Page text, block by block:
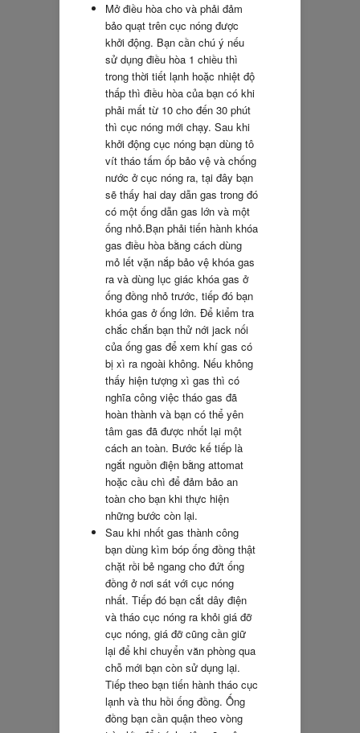
Mở điều hòa cho và phải đảm
bảo quạt trên cục nóng được
khởi động. Bạn cần chú ý nếu
sử dụng điều hòa 1 chiều thì
trong thời tiết lạnh hoặc nhiệt độ
thấp thì điều hòa của bạn có khi
phải mất từ 10 cho đến 30 phút
thì cục nóng mới chạy. Sau khi
khởi động cục nóng bạn dùng tô
vít tháo tấm ốp bảo vệ và chống
nước ở cục nóng ra, tại đây bạn
sẽ thấy hai day dẫn gas trong đó
có một ống dẫn gas lớn và một
ống nhỏ.Bạn phải tiến hành khóa
gas điều hòa bằng cách dùng
mỏ lết vặn nắp bảo vệ khóa gas
ra và dùng lục giác khóa gas ở
ống đồng nhỏ trước, tiếp đó bạn
khóa gas ở ống lớn. Để kiểm tra
chắc chắn bạn thử nới jack nối
của ống gas để xem khí gas có
bị xì ra ngoài không. Nếu không
thấy hiện tượng xì gas thì có
nghĩa công việc tháo gas đã
hoàn thành và bạn có thể yên
tâm gas đã được nhốt lại một
cách an toàn. Bước kế tiếp là
ngắt nguồn điện bằng attomat
hoặc cầu chì để đảm bảo an
toàn cho bạn khi thực hiện
những bước còn lại.
Sau khi nhốt gas thành công
bạn dùng kìm bóp ống đồng thật
chặt rồi bẻ ngang cho đứt ống
đồng ở nơi sát với cục nóng
nhất. Tiếp đó bạn cắt dây điện
và tháo cục nóng ra khỏi giá đỡ
cục nóng, giá đỡ cũng cần giữ
lại để khi chuyển văn phòng qua
chỗ mới bạn còn sử dụng lại.
Tiếp theo bạn tiến hành tháo cục
lạnh và thu hồi ống đồng. Ống
đồng bạn cần quận theo vòng